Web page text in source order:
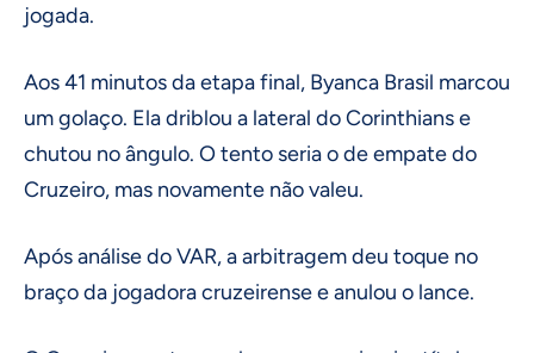
jogada.
Aos 41 minutos da etapa final, Byanca Brasil marcou
um golaço. Ela driblou a lateral do Corinthians e
chutou no ângulo. O tento seria o de empate do
Cruzeiro, mas novamente não valeu.
Após análise do VAR, a arbitragem deu toque no
braço da jogadora cruzeirense e anulou o lance.